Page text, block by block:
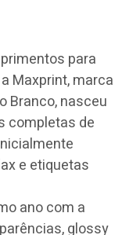
para
Maxprint, marca
Branco, nasceu
completas de
e etiquetas
ano com a
glossy